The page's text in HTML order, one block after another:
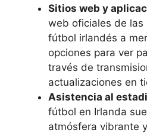
Sitios web y
web oficiales de las
fútbol irlandés a
opciones para ver
través de
actualizaciones en
Asistencia al
fútbol en Irlanda
atmósfera vibrante